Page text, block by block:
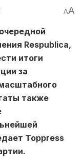
AA
Respublica,
итоги
за
также
Toppress